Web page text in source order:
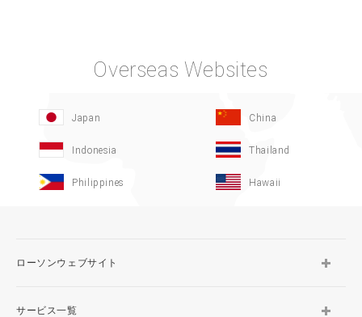
Overseas Websites
Japan China
Indonesia Thailand
Philippines Hawaii
ローソンウェブサイト
サービス一覧